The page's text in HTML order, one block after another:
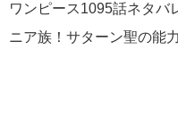
ワンピース1095話ネタバ
ニア族！サターン聖の能